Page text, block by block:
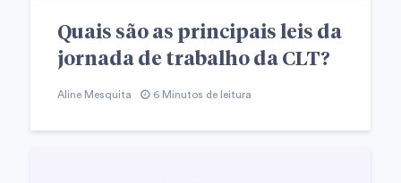
Quais são as principais leis da
jornada de trabalho da CLT?
Aline Mesquita 6 Minutos de leitura